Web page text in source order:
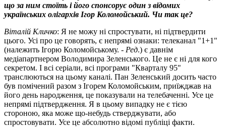
що за ним стоїть і його спонсорує один з відомих
українських олігархів Ігор Коломойський. Чи так це?
Віталій Кличко: Я не можу ні спростувати, ні підтвердити
цього. Усі про це говорять, є непрямі ознаки: телеканал "1+1"
(належить Ігорю Коломойському. - Ред.) є давнім
медіапартнером Володимира Зеленського. Це не є ні для кого
секретом. І всі серіали, всі програми "Кварталу 95"
транслюються на цьому каналі. Пан Зеленський досить часто
був помічений разом з Ігорем Коломойським, приїжджав на
його день народження, це показували на телебаченні. Усе це
непрямі підтвердження. Я в цьому випадку не є тією
стороною, яка може що-небудь стверджувати, або
спростовувати. Усе це абсолютно відомі публіці факти.